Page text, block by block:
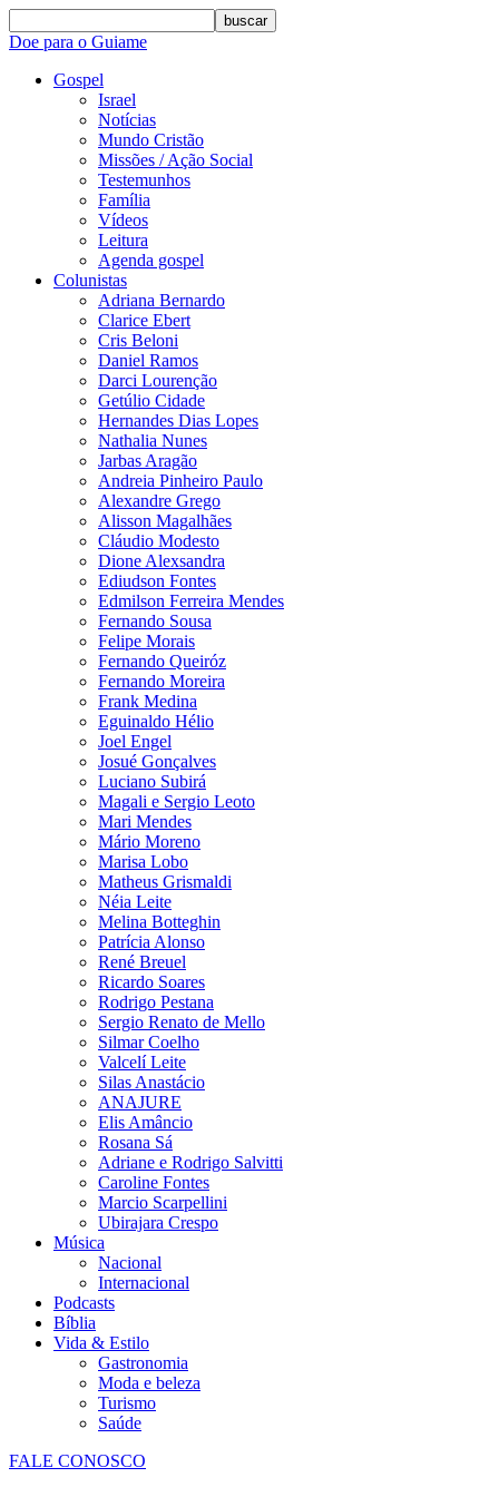
buscar
Doe para o Guiame
Gospel
Israel
Notícias
Mundo Cristão
Missões / Ação Social
Testemunhos
Família
Vídeos
Leitura
Agenda gospel
Colunistas
Adriana Bernardo
Clarice Ebert
Cris Beloni
Daniel Ramos
Darci Lourenção
Getúlio Cidade
Hernandes Dias Lopes
Nathalia Nunes
Jarbas Aragão
Andreia Pinheiro Paulo
Alexandre Grego
Alisson Magalhães
Cláudio Modesto
Dione Alexsandra
Ediudson Fontes
Edmilson Ferreira Mendes
Fernando Sousa
Felipe Morais
Fernando Queiróz
Fernando Moreira
Frank Medina
Eguinaldo Hélio
Joel Engel
Josué Gonçalves
Luciano Subirá
Magali e Sergio Leoto
Mari Mendes
Mário Moreno
Marisa Lobo
Matheus Grismaldi
Néia Leite
Melina Botteghin
Patrícia Alonso
René Breuel
Ricardo Soares
Rodrigo Pestana
Sergio Renato de Mello
Silmar Coelho
Valcelí Leite
Silas Anastácio
ANAJURE
Elis Amâncio
Rosana Sá
Adriane e Rodrigo Salvitti
Caroline Fontes
Marcio Scarpellini
Ubirajara Crespo
Música
Nacional
Internacional
Podcasts
Bíblia
Vida & Estilo
Gastronomia
Moda e beleza
Turismo
Saúde
FALE CONOSCO